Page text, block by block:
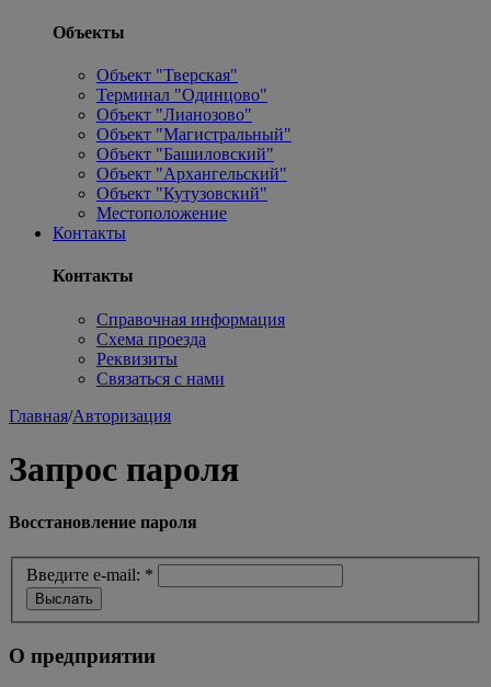
Объекты
Объект "Тверская"
Терминал "Одинцово"
Объект "Лианозово"
Объект "Магистральный"
Объект "Башиловский"
Объект "Архангельский"
Объект "Кутузовский"
Местоположение
Контакты
Контакты
Справочная информация
Схема проезда
Реквизиты
Связаться с нами
Главная/Авторизация
Запрос пароля
Восстановление пароля
Введите e-mail: *
О предприятии